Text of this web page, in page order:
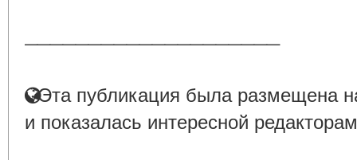
Эта публикация была размещена
и показалась интересной